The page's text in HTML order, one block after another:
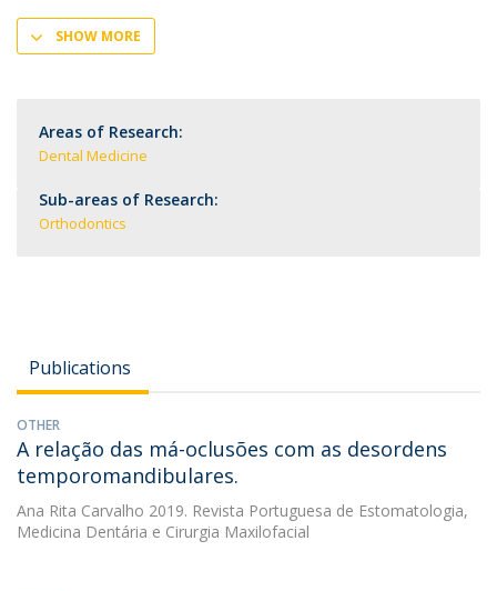
SHOW MORE
Areas of Research:
Dental Medicine
Sub-areas of Research:
Orthodontics
Publications
OTHER
A relação das má-oclusões com as desordens
temporomandibulares.
Ana Rita Carvalho 2019. Revista Portuguesa de Estomatologia,
Medicina Dentária e Cirurgia Maxilofacial